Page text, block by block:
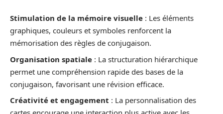
Stimulation de la mémoire visuelle : Les éléments
graphiques, couleurs et symboles renforcent la
mémorisation des règles de conjugaison.
Organisation spatiale : La structuration hiérarchique
permet une compréhension rapide des bases de la
conjugaison, favorisant une révision efficace.
Créativité et engagement : La personnalisation des